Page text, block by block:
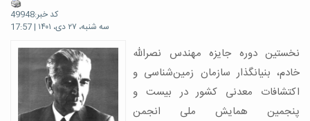
کد خبر:49948
سه شنبه، ۲۷ دی، ۱۴۰۱ | 17:57
نخستین دوره جایزه مهندس نصرالله
خادم، بنیانگذار سازمان زمین‌شناسی و
اکتشافات معدنی کشور در بیست و
پنجمین همایش ملی انجمن